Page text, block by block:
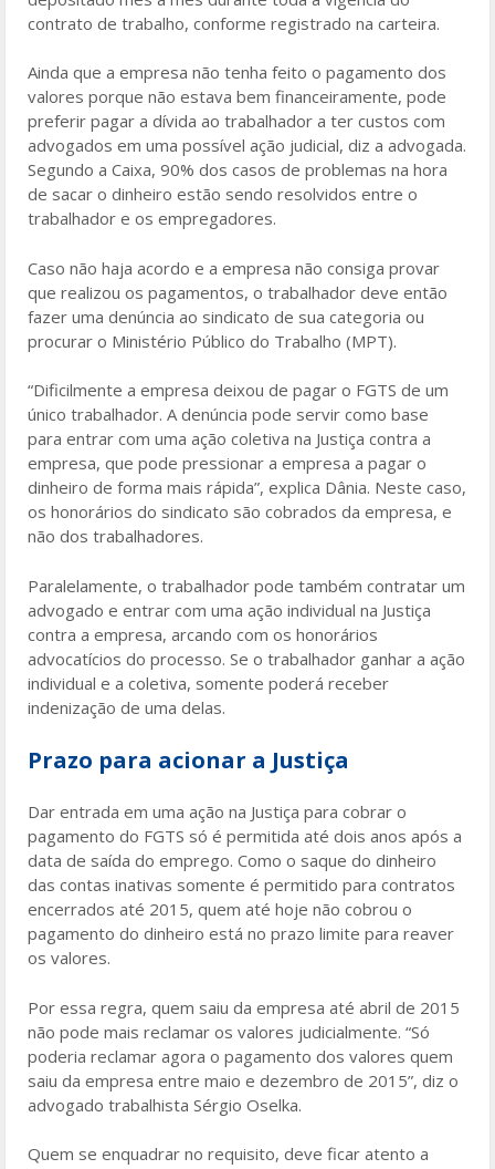
contrato de trabalho, conforme registrado na carteira.
Ainda que a empresa não tenha feito o pagamento dos
valores porque não estava bem financeiramente, pode
preferir pagar a dívida ao trabalhador a ter custos com
advogados em uma possível ação judicial, diz a advogada.
Segundo a Caixa, 90% dos casos de problemas na hora
de sacar o dinheiro estão sendo resolvidos entre o
trabalhador e os empregadores.
Caso não haja acordo e a empresa não consiga provar
que realizou os pagamentos, o trabalhador deve então
fazer uma denúncia ao sindicato de sua categoria ou
procurar o Ministério Público do Trabalho (MPT).
“Dificilmente a empresa deixou de pagar o FGTS de um
único trabalhador. A denúncia pode servir como base
para entrar com uma ação coletiva na Justiça contra a
empresa, que pode pressionar a empresa a pagar o
dinheiro de forma mais rápida”, explica Dânia. Neste caso,
os honorários do sindicato são cobrados da empresa, e
não dos trabalhadores.
Paralelamente, o trabalhador pode também contratar um
advogado e entrar com uma ação individual na Justiça
contra a empresa, arcando com os honorários
advocatícios do processo. Se o trabalhador ganhar a ação
individual e a coletiva, somente poderá receber
indenização de uma delas.
Prazo para acionar a Justiça
Dar entrada em uma ação na Justiça para cobrar o
pagamento do FGTS só é permitida até dois anos após a
data de saída do emprego. Como o saque do dinheiro
das contas inativas somente é permitido para contratos
encerrados até 2015, quem até hoje não cobrou o
pagamento do dinheiro está no prazo limite para reaver
os valores.
Por essa regra, quem saiu da empresa até abril de 2015
não pode mais reclamar os valores judicialmente. “Só
poderia reclamar agora o pagamento dos valores quem
saiu da empresa entre maio e dezembro de 2015”, diz o
advogado trabalhista Sérgio Oselka.
Quem se enquadrar no requisito, deve ficar atento a